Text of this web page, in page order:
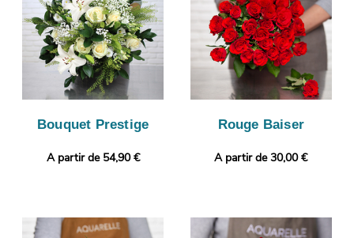
Bouquet Prestige
A partir de 54,90 €
Rouge Baiser
A partir de 30,00 €